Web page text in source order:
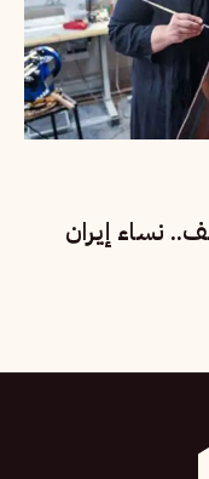
نساء إيران